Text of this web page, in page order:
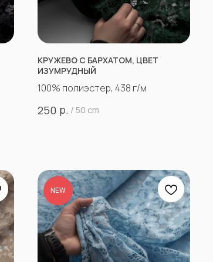
КРУЖЕВО С БАРХАТОМ, ЦВЕТ
ИЗУМРУДНЫЙ
100% полиэстер, 438 г/м
250 р. / 50 cm
NEW